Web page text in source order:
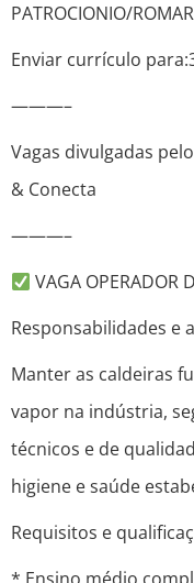
PATROCIONIO/
Enviar currículo
———–
Vagas divulgadas
& Conecta
———–
VAGA OPERADOR
Responsabilidades e
Manter as caldeiras
vapor na indústria,
técnicos e de
higiene e saúde
Requisitos e